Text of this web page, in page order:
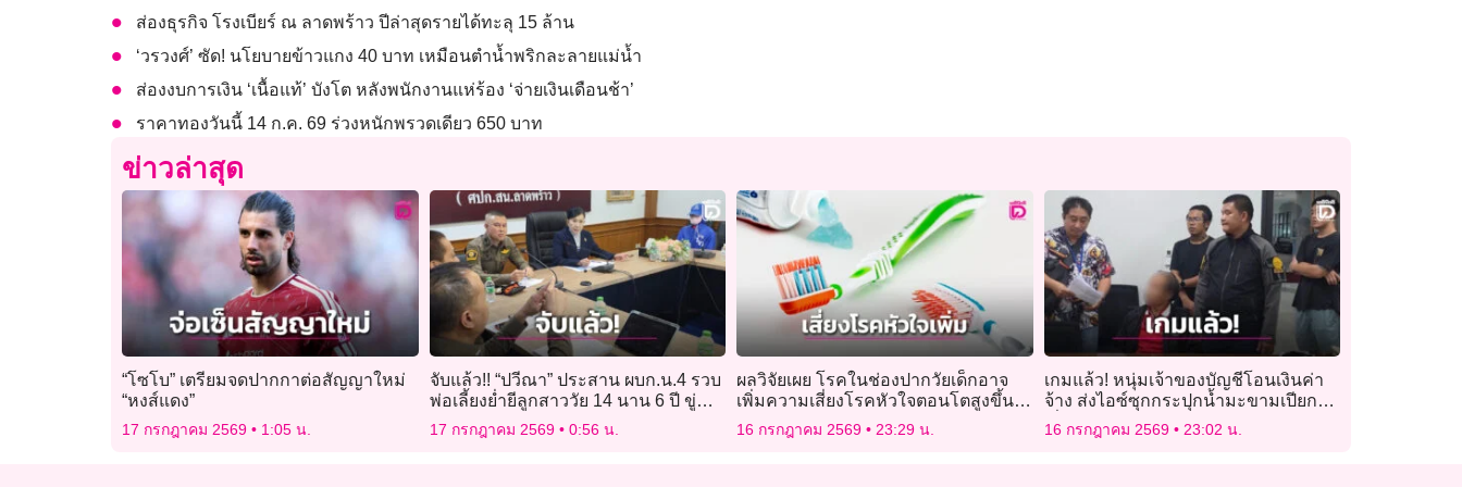
ส่องธุรกิจ โรงเบียร์ ณ ลาดพร้าว ปีล่าสุดรายได้ทะลุ 15 ล้าน
‘วรวงศ์’ ซัด! นโยบายข้าวแกง 40 บาท เหมือนตำน้ำพริกละลายแม่น้ำ
ส่องงบการเงิน ‘เนื้อแท้’ บังโต หลังพนักงานแห่ร้อง ‘จ่ายเงินเดือนช้า’
ราคาทองวันนี้ 14 ก.ค. 69 ร่วงหนักพรวดเดียว 650 บาท
ข่าวล่าสุด
“โซโบ” เตรียมจดปากกาต่อสัญญาใหม่
“หงส์แดง”
17 กรกฎาคม 2569 1:05 น.
จับแล้ว!! “ปวีณา” ประสาน ผบก.น.4 รวบ
พ่อเลี้ยงย่ำยีลูกสาววัย 14 นาน 6 ปี ขู่ฆ่า
ยกครัว
17 กรกฎาคม 2569 0:56 น.
ผลวิจัยเผย โรคในช่องปากวัยเด็กอาจ
เพิ่มความเสี่ยงโรคหัวใจตอนโตสูงขึ้น
45%
16 กรกฎาคม 2569 23:29 น.
เกมแล้ว! หนุ่มเจ้าของบัญชีโอนเงินค่า
จ้าง ส่งไอซ์ซุกกระปุกน้ำมะขามเปียกไป
ญี่ปุ่น
16 กรกฎาคม 2569 23:02 น.